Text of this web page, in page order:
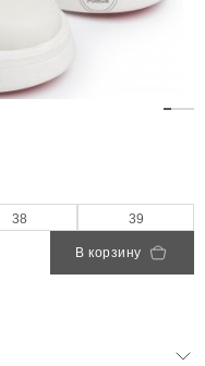
38 39
В корзину